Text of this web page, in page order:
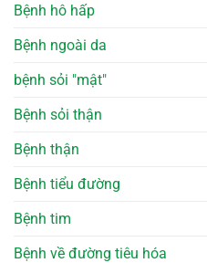
Bệnh hô hấp
Bệnh ngoài da
bệnh sỏi "mật"
Bệnh sỏi thận
Bệnh thận
Bệnh tiểu đường
Bệnh tim
Bệnh về đường tiêu hóa